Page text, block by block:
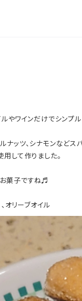
やワインだけでシン
ッツ、シナモンなどス
して作りました。
菓子ですね♬
オリーブオイル